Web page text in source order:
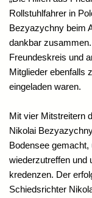
Rollstuhlfahrer in
Bezyazychny beim
dankbar
Freundeskreis und
Mitglieder ebenfalls
eingeladen waren.
Mit vier Mitstreitern
Nikolai
Bodensee gemacht,
wiederzutreffen und
kredenzen. Der
Schiedsrichter